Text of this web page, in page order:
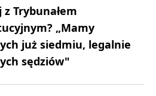
z Trybunałem
„Mamy
już siedmiu, legalnie
sędziów"